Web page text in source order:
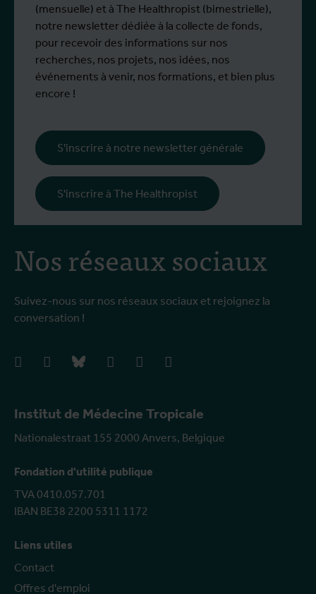
participé à un programme de formation
spécialisé chez Ecodevelopment, en
Grèce, grâce au soutien d'une bourse de
mobilité Erasmus+.
Institut de Médecine Tropicale
Nationalestraat 155 2000 Anvers, Belgique
Fondation d'utilité publique
TVA 0410.057.701
IBAN BE38 2200 5311 1172
Liens utiles
Contact
Offres d'emploi
Nos réseaux sociaux
Suivez-nous sur nos réseaux sociaux et rejoignez la
conversation !
facebookinstagrambluesky linkedIn youtube
(mensuelle) et à The Healthropist (bimestrielle),
notre newsletter dédiée à la collecte de fonds,
pour recevoir des informations sur nos
recherches, nos projets, nos idées, nos
événements à venir, nos formations, et bien plus
encore !
S'inscrire à notre newsletter générale
S'inscrire à The Healthropist